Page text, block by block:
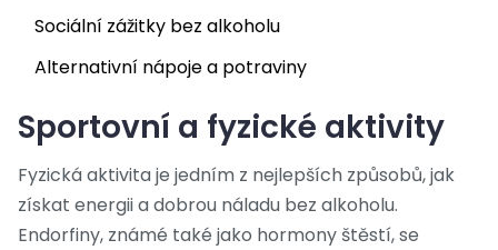
Sociální zážitky bez alkoholu
Alternativní nápoje a potraviny
Sportovní a fyzické aktivity
Fyzická aktivita je jedním z nejlepších způsobů, jak
získat energii a dobrou náladu bez alkoholu.
Endorfiny, známé také jako hormony štěstí, se